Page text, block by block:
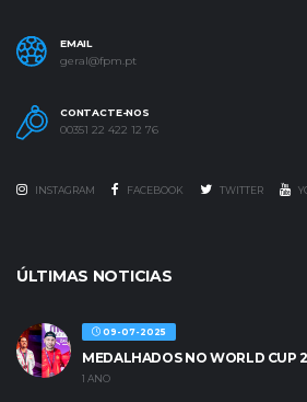
EMAIL
geral@fpm.pt
CONTACTE-NOS
00351 22 422 12 76
INSTAGRAM FACEBOOK TWITTER
ÚLTIMAS NOTICIAS
09-07-2025
MEDALHADOS NO WORLD CUP
1 ANO